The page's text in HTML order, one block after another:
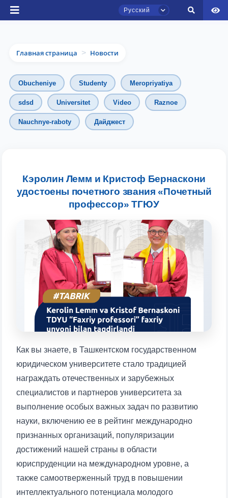
Русский
Главная страница > Новости
Obucheniye Studenty Meropriyatiya
sdsd Universitet Video Raznoe
Nauchnye-raboty Дайджест
Кэролин Лемм и Кристоф Бернаскони
удостоены почетного звания «Почетный
профессор» ТГЮУ
Как вы знаете, в Ташкентском государственном
юридическом университете стало традицией
награждать отечественных и зарубежных
специалистов и партнеров университета за
выполнение особых важных задач по развитию
науки, включению ее в рейтинг международно
признанных организаций, популяризации
достижений нашей страны в области
юриспруденции на международном уровне, а
также самоотверженный труд в повышении
интеллектуального потенциала молодого
Чат приёмной комиссии ТГЮУ
Оставляйте здесь свои обращения по
вопросам приёма.
Выберите тему — затем появятся
конкретные вопросы:
3. Собеседование (бакалавр) (8)
6. Онлайн-заявки (15) 7. Колл-центр (4)
✉️ Написать администратору